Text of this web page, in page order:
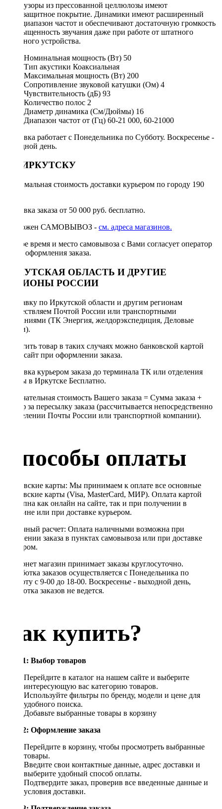
Диффузоры из прессованной целлюлозы имеют
влагозащитное покрытие. Динамики имеют расширенный
вниз диапазон частот и обеспечивают достаточную громкость
и насыщенность звучания даже при работе от штатного
головного устройства.
Номинальная мощность (Вт) 50
Тип акустики Коаксиальная
Максимальная мощность (Вт) 200
Сопротивление звуковой катушки (Ом) 4
Чувствительность (дБ) 93
Количество полос 2
Диаметр динамика (См/Дюймы) 16
Диапазон частот от (Гц) 60-21 000, 60-21000
Доставка работает с Понедельника по Субботу. Воскресенье -
выходной день.
ПО ИРКУТСКУ
Минимальная стоимость доставки курьером по городу 190
Доставка заказа от 50 000 руб. бесплатно.
Возможен САМОВЫВОЗ - см. адреса магазинов.
Точное время и место самовывоза с Вами согласует оператор
после оформления заказа.
ИРКУТСКАЯ ОБЛАСТЬ И ДРУГИЕ
РЕГИОНЫ РОССИИ
Отправку по Иркутской области и другим регионам
осуществляем Почтой России или транспортными
компаниями (ТК Энергия, желдорэкспедиция, Деловые
линии).
Оплатить товар в таких случаях можно банковской картой
через сайт при оформлении заказа.
Доставка курьером заказа до терминала ТК или отделения
Почты в Иркутске Бесплатно.
Окончательная стоимость Вашего заказа = Сумма заказа +
Тариф за пересылку заказа (рассчитывается непосредственно
в отделении Почты России или транспортной компании).
Способы оплаты
Банковские карты: Мы принимаем к оплате все основные
банковские карты (Visa, MasterCard, МИР). Оплата картой
доступна как онлайн на сайте, так и при получении в
магазине или при доставке курьером.
Наличный расчет: Оплата наличными возможна при
получении заказа в пунктах самовывоза или при доставке
курьером.
Интернет магазин принимает заказы круглосуточно.
Обработка заказов осуществляется с Понедельника по
Субботу с 9-00 до 18-00. Воскресенье - выходной день,
обработка заказов не ведется.
Как купить?
Шаг 1: Выбор товаров
Перейдите в каталог на нашем сайте и выберите
интересующую вас категорию товаров.
Используйте фильтры по бренду, модели и цене для
удобного поиска.
Добавьте выбранные товары в корзину
Шаг 2: Оформление заказа
Перейдите в корзину, чтобы просмотреть выбранные
товары.
Введите свои контактные данные, адрес доставки и
выберите удобный способ оплаты.
Подтвердите заказ, проверив все введенные данные и
условия доставки.